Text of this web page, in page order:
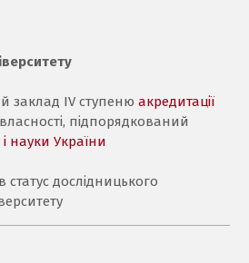
заклад IV ступенюакредитації
підпорядкований
і науки України
статус дослідницького